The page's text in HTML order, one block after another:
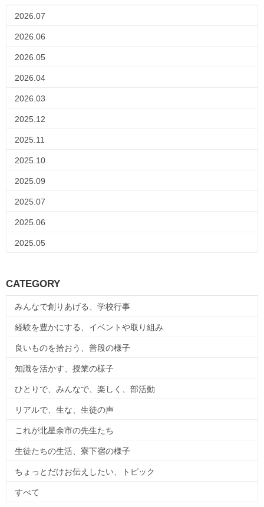
2026.07
2026.06
2026.05
2026.04
2026.03
2025.12
2025.11
2025.10
2025.09
2025.07
2025.06
2025.05
CATEGORY
みんなで創りあげる、学校行事
経験を豊かにする、イベントや取り組み
良いものを拾おう、普段の様子
知識を活かす、授業の様子
ひとりで、みんなで、楽しく、部活動
リアルで、生な、生徒の声
これが北星余市の先生たち
生徒たちの生活、寮下宿の様子
ちょっとだけお伝えしたい、トピック
すべて